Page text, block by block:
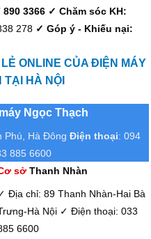
3366 ✓ Chăm sóc KH:
278 ✓ Góp ý - Khiếu nại:
ONLINE CỦA ĐIỆN MÁY
TẠI HÀ NỘI
Ngọc Thạch
Phú, Hà Đông Điện thoại: 094
885 6600
sởThanh Nhàn
Địa chỉ: 89 Thanh Nhàn-Hai Bà
Hà Nội ✓ Điện thoại: 033
6600